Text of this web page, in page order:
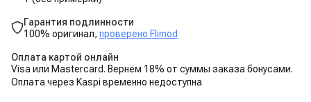
Гарантия подлинности
100% оригинал, проверено Flimod
Оплата картой онлайн
Visa или Mastercard. Вернём 18% от суммы заказа бонусами.
Оплата через Kaspi временно недоступна